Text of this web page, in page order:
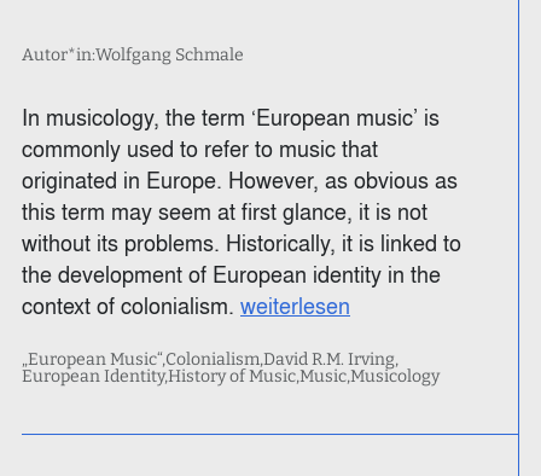
Autor*in:Wolfgang Schmale
In musicology, the term ‘European music’ is
commonly used to refer to music that
originated in Europe. However, as obvious as
this term may seem at first glance, it is not
without its problems. Historically, it is linked to
the development of European identity in the
context of colonialism. weiterlesen
„European Music“ ColonialismDavid R.M. Irving
European IdentityHistory of MusicMusicMusicology